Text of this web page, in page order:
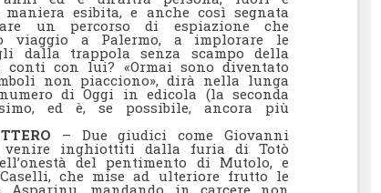
esibita, e anche così segnata
un percorso di espiazione che
viaggio a Palermo, a implorare le
trappola senza scampo della
conti con lui? «Ormai sono diventato
non piacciono», dirà nella lunga
di Oggi in edicola (la seconda
ed è, se possibile, ancora più
– Due giudici come Giovanni
venire inghiottiti dalla furia di Totò
del pentimento di Mutolo, e
che mise ad ulteriore frutto le